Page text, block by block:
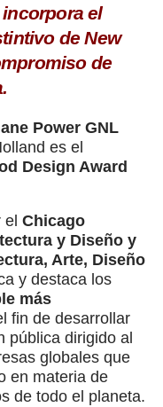
el
de New
de
Power GNL
es el
Design Award
Chicago
y Diseño y
Arte, Diseño
y destaca los
más
fin de desarrollar
pública dirigido al
globales que
en materia de
de todo el planeta.